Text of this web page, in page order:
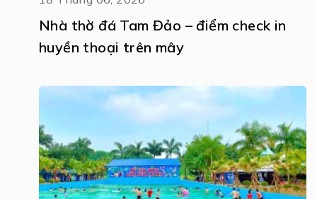
Nhà thờ đá Tam Đảo – điểm check in
huyền thoại trên mây